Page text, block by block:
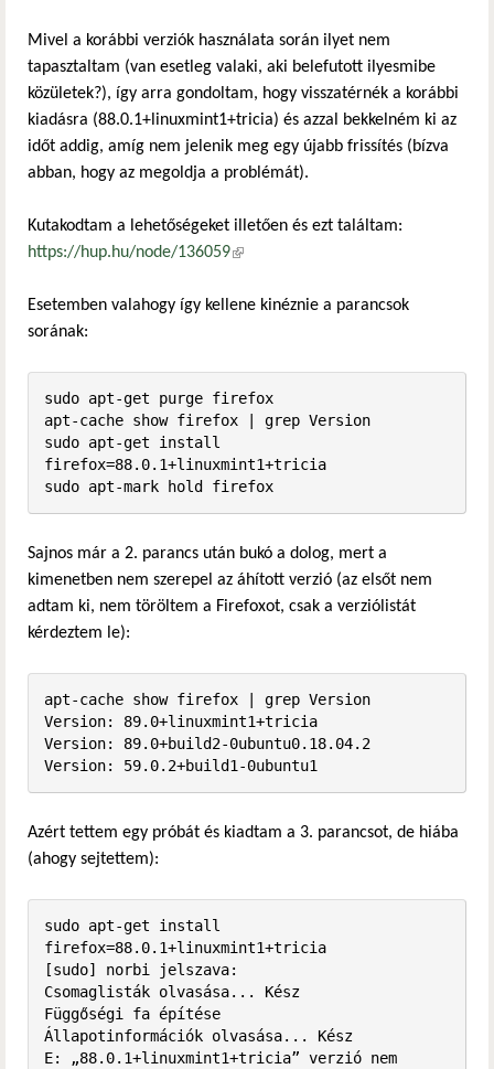
Mivel a korábbi verziók használata során ilyet nem
tapasztaltam (van esetleg valaki, aki belefutott ilyesmibe
közületek?), így arra gondoltam, hogy visszatérnék a korábbi
kiadásra (88.0.1+linuxmint1+tricia) és azzal bekkelném ki az
időt addig, amíg nem jelenik meg egy újabb frissítés (bízva
abban, hogy az megoldja a problémát).
Kutakodtam a lehetőségeket illetően és ezt találtam:
https://hup.hu/node/136059(külső hivatkozás)
Esetemben valahogy így kellene kinéznie a parancsok
sorának:
sudo apt-get purge firefox
apt-cache show firefox | grep Version
sudo apt-get install
firefox=88.0.1+linuxmint1+tricia
sudo apt-mark hold firefox
Sajnos már a 2. parancs után bukó a dolog, mert a
kimenetben nem szerepel az áhított verzió (az elsőt nem
adtam ki, nem töröltem a Firefoxot, csak a verziólistát
kérdeztem le):
apt-cache show firefox | grep Version
Version: 89.0+linuxmint1+tricia
Version: 89.0+build2-0ubuntu0.18.04.2
Version: 59.0.2+build1-0ubuntu1
Azért tettem egy próbát és kiadtam a 3. parancsot, de hiába
(ahogy sejtettem):
sudo apt-get install
firefox=88.0.1+linuxmint1+tricia
[sudo] norbi jelszava:
Csomaglisták olvasása... Kész
Függőségi fa építése
Állapotinformációk olvasása... Kész
E: „88.0.1+linuxmint1+tricia” verzió nem